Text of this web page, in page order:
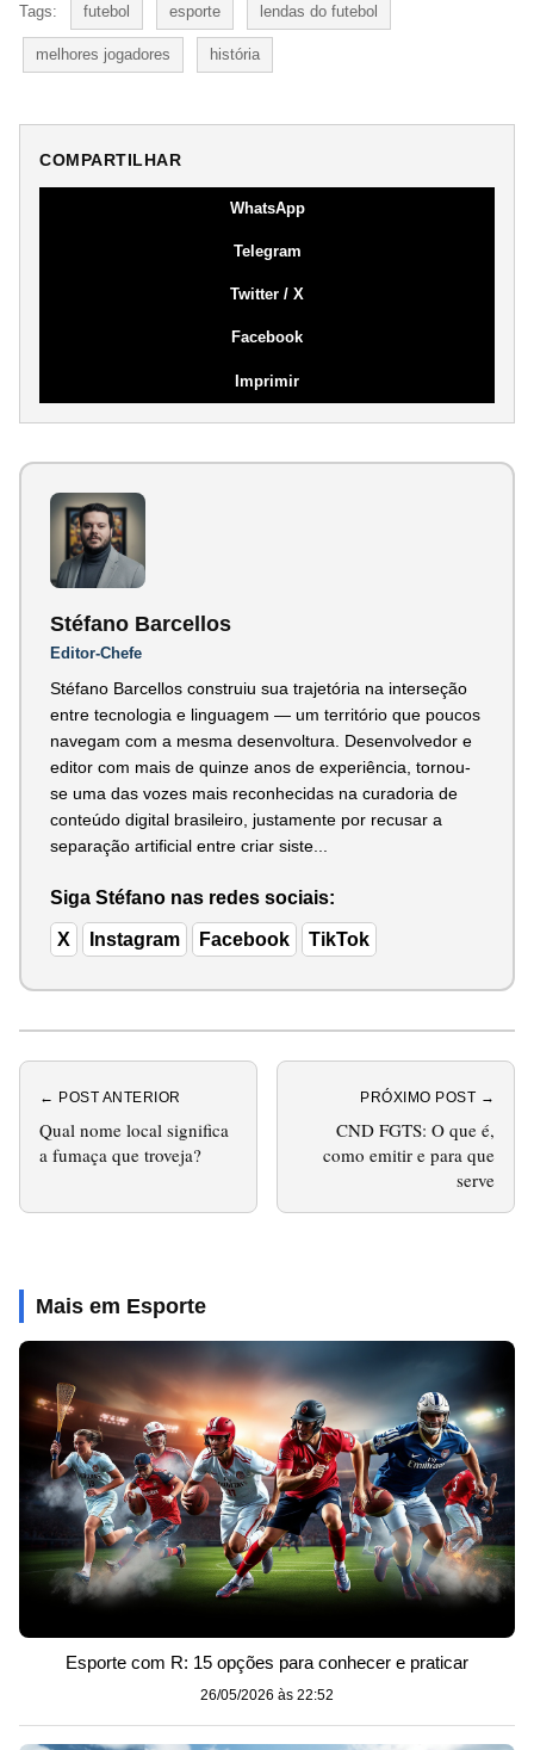
Tags: futebol esporte lendas do futebol
melhores jogadores história
COMPARTILHAR
WhatsApp
Telegram
Twitter / X
Facebook
Imprimir
Stéfano Barcellos
Editor-Chefe
Stéfano Barcellos construiu sua trajetória na interseção
entre tecnologia e linguagem — um território que poucos
navegam com a mesma desenvoltura. Desenvolvedor e
editor com mais de quinze anos de experiência, tornou-
se uma das vozes mais reconhecidas na curadoria de
conteúdo digital brasileiro, justamente por recusar a
separação artificial entre criar siste...
Siga Stéfano nas redes sociais:
X Instagram Facebook TikTok
← POST ANTERIOR
Qual nome local significa
a fumaça que troveja?
PRÓXIMO POST →
CND FGTS: O que é,
como emitir e para que
serve
Mais em Esporte
Esporte com R: 15 opções para conhecer e praticar
26/05/2026 às 22:52